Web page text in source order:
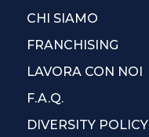
CHI SIAMO
FRANCHISING
LAVORA CON NOI
F.A.Q.
DIVERSITY POLICY